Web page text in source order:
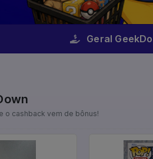
Geral
o cashback vem de bônus!